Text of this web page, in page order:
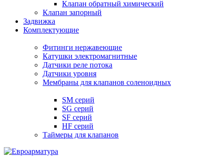
Клапан обратный химический
Клапан запорный
Задвижка
Комплектующие
Фитинги нержавеющие
Катушки электромагнитные
Датчики реле потока
Датчики уровня
Мембраны для клапанов соленоидных
SM серий
SG серий
SF серий
HF серий
Таймеры для клапанов